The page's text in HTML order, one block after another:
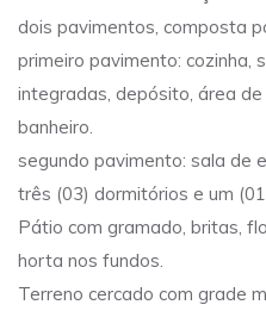
dois pavimentos, composta
primeiro pavimento: cozinha,
integradas, depósito, área
banheiro.
segundo pavimento: sala de
três (03) dormitórios e um
Pátio com gramado, britas,
horta nos fundos.
Terreno cercado com grade